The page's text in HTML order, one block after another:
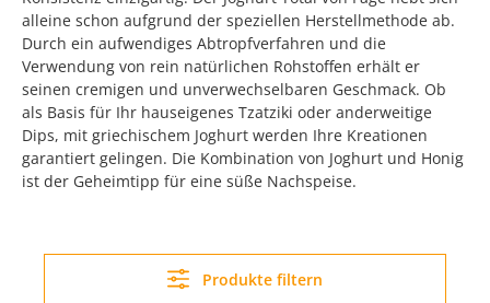
alleine schon aufgrund der speziellen Herstellmethode ab.
Durch ein aufwendiges Abtropfverfahren und die
Verwendung von rein natürlichen Rohstoffen erhält er
seinen cremigen und unverwechselbaren Geschmack. Ob
als Basis für Ihr hauseigenes Tzatziki oder anderweitige
Dips, mit griechischem Joghurt werden Ihre Kreationen
garantiert gelingen. Die Kombination von Joghurt und Honig
ist der Geheimtipp für eine süße Nachspeise.
Produkte filtern